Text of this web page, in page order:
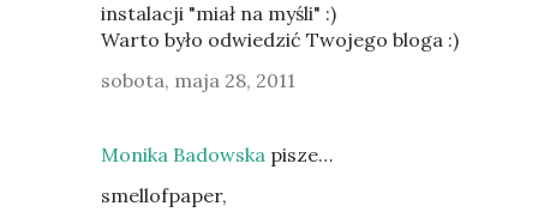
instalacji "miał na myśli" :)
Warto było odwiedzić Twojego bloga :)
sobota, maja 28, 2011
Monika Badowska pisze…
smellofpaper,